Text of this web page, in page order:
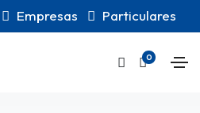
Empresas Particulares
0